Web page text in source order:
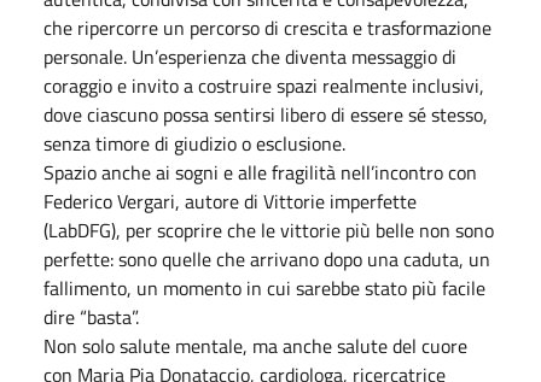
che ripercorre un percorso di crescita e trasformazione
personale. Un’esperienza che diventa messaggio di
coraggio e invito a costruire spazi realmente inclusivi,
dove ciascuno possa sentirsi libero di essere sé stesso,
senza timore di giudizio o esclusione.
Spazio anche ai sogni e alle fragilità nell’incontro con
Federico Vergari, autore di Vittorie imperfette
(LabDFG), per scoprire che le vittorie più belle non sono
perfette: sono quelle che arrivano dopo una caduta, un
fallimento, un momento in cui sarebbe stato più facile
dire “basta”.
Non solo salute mentale, ma anche salute del cuore
con Maria Pia Donataccio, cardiologa, ricercatrice